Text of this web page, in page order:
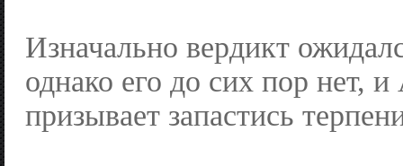
Изначально вердикт
однако его до сих пор нет,
призывает запастись